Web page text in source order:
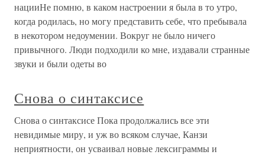
нацииНе помню, в каком настроении я была в то утро,
когда родилась, но могу представить себе, что пребывала
в некотором недоумении. Вокруг не было ничего
привычного. Люди подходили ко мне, издавали странные
звуки и были одеты во
Снова о синтаксисе
Снова о синтаксисе Пока продолжались все эти
невидимые миру, и уж во всяком случае, Канзи
неприятности, он усваивал новые лексиграммы и